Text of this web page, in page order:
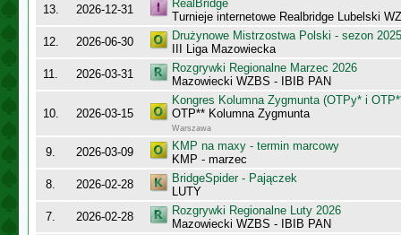
13.
2026-12-31
RealBridge
Turnieje internetowe Realbridge Lubelski
12.
2026-06-30
Drużynowe Mistrzostwa Polski - sezon
III Liga Mazowiecka
11.
2026-03-31
Rozgrywki Regionalne Marzec 2026
Mazowiecki WZBS - IBIB PAN
10. 2026-03-15
Kongres Kolumna Zygmunta (OTPy* i
OTP** Kolumna Zygmunta
Warszawa
9. 2026-03-09
KMP na maxy - termin marcowy
KMP - marzec
8.
2026-02-28
BridgeSpider - Pajączek
LUTY
7.
2026-02-28
Rozgrywki Regionalne Luty 2026
Mazowiecki WZBS - IBIB PAN